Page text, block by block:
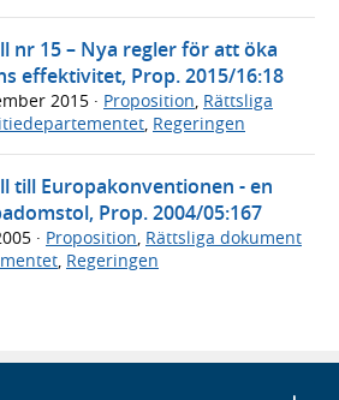
nr 15 – Nya regler för att öka
effektivitet, Prop. 2015/16:18
2015 · Proposition, Rättsliga
, Regeringen
till Europakonventionen - en
Prop. 2004/05:167
· Proposition, Rättsliga dokument
, Regeringen